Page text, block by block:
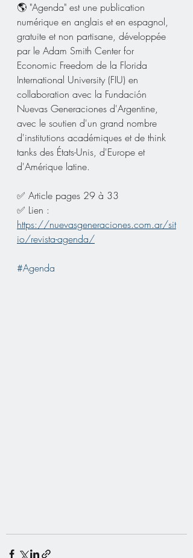
🌎 "Agenda" est une publication
numérique en anglais et en espagnol,
gratuite et non partisane, développée
par le Adam Smith Center for
Economic Freedom de la Florida
International University (FIU) en
collaboration avec la Fundación
Nuevas Generaciones d'Argentine,
avec le soutien d'un grand nombre
d'institutions académiques et de think
tanks des États-Unis, d'Europe et
d'Amérique latine.
✅ Article pages 29 à 33
✅ Lien :
https://nuevasgeneraciones.com.ar/sit
io/revista-agenda/
#Agenda